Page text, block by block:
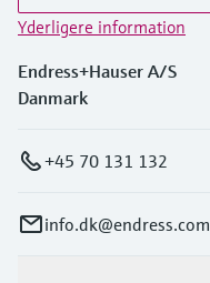
Yderligere information
Endress+Hauser A/S
Danmark
+45 70 131 132
info.dk@endress.com